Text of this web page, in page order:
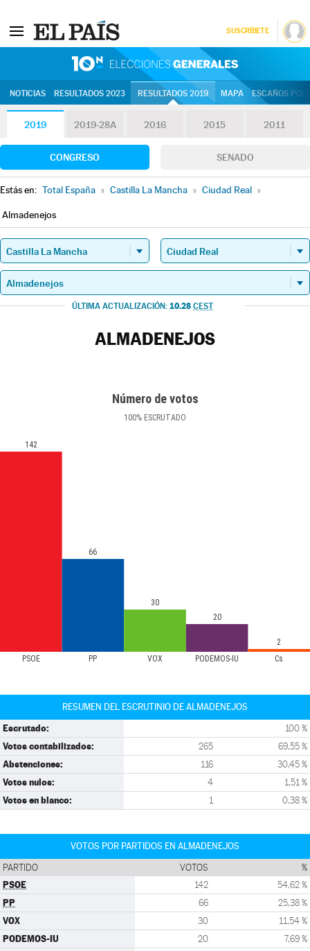
SUSCRÍBETE
NOTICIAS RESULTADOS 2023 RESULTADOS 2019 MAPA ESCAÑOS
2019 2019-28A 2016 2015 2011
CONGRESO SENADO
Estás en: Total España » Castilla La Mancha » Ciudad Real »
Almadenejos
ÚLTIMA ACTUALIZACIÓN: 10.28 CEST
ALMADENEJOS
Número de votos
100% ESCRUTADO
PSOE PP VOX PODEMOS-IU Cs
142
66
30
20
2
RESUMEN DEL ESCRUTINIO DE ALMADENEJOS
Escrutado: 100 %
Votos contabilizados: 265 69,55 %
Abstenciones: 116 30,45 %
Votos nulos: 4 1,51 %
Votos en blanco: 1 0,38 %
VOTOS POR PARTIDOS EN ALMADENEJOS
PARTIDO VOTOS %
PSOE 142 54,62 %
PP 66 25,38 %
VOX 30 11,54 %
PODEMOS-IU 20 7,69 %